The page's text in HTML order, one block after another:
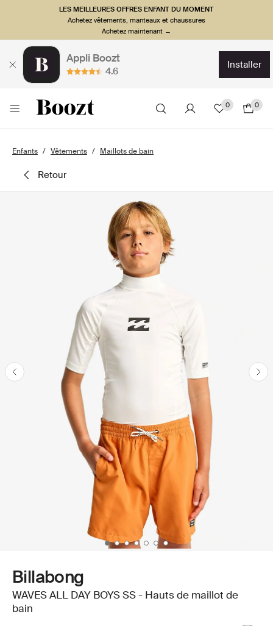
LES MEILLEURES OFFRES ENFANT DU MOMENT
Achetez vêtements, manteaux et chaussures
Achetez maintenant →
Appli Boozt
4.6
installer
0 0
Enfants Vêtements Maillots de bain
retour
Billabong
WAVES ALL DAY BOYS SS - Hauts de maillot de
bain